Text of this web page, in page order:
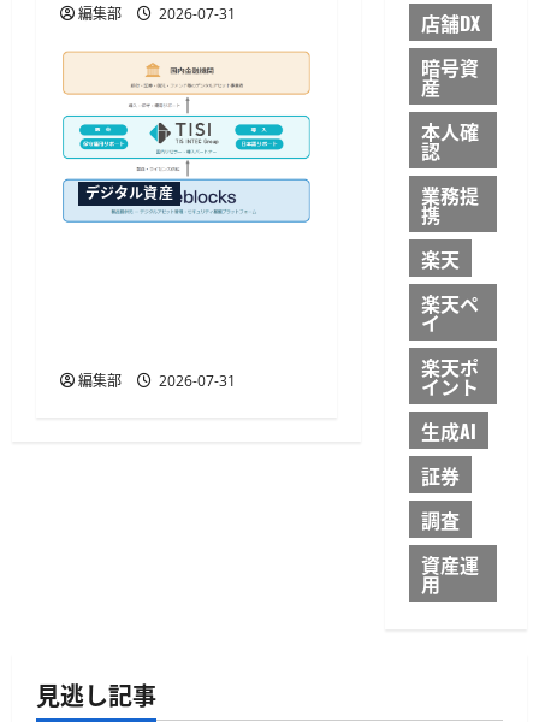
編集部 2026-07-31
デジタル資産
編集部 2026-07-31
店舗DX
暗号資
産
本人確
認
業務提
携
楽天
楽天ペ
イ
楽天ポ
イント
生成AI
証券
調査
資産運
用
見逃し記事